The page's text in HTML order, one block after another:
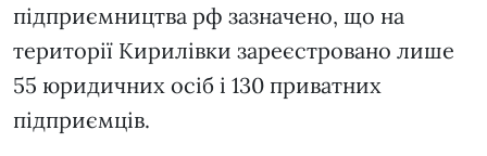
підприємництва рф зазначено, що на
території Кирилівки зареєстровано лише
55 юридичних осіб і 130 приватних
підприємців.